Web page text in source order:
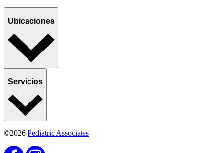
Ubicaciones
Servicios
©2026 Pediatric Associates